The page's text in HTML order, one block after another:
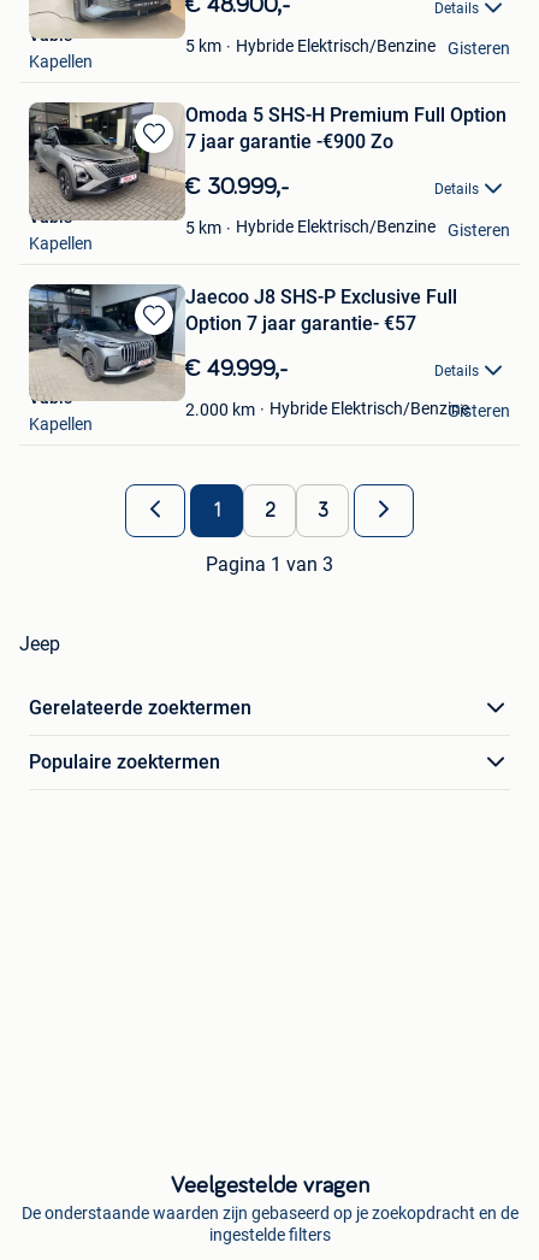
Mijn
Favorieten
€ 48.900,- Details
5 km Hybride Elektrisch/Benzine
Vabis
Kapellen
Gisteren
Bewaren
in
Mijn
Favorieten
Omoda 5 SHS-H Premium Full Option
7 jaar garantie -€900 Zo
€ 30.999,- Details
5 km Hybride Elektrisch/Benzine
Vabis
Kapellen
Gisteren
Bewaren
in
Mijn
Favorieten
Jaecoo J8 SHS-P Exclusive Full
Option 7 jaar garantie- €57
€ 49.999,- Details
2.000 km Hybride Elektrisch/Benzine
Vabis
Kapellen
Gisteren
1 2 3
Pagina 1 van 3
Jeep
Gerelateerde zoektermen
Populaire zoektermen
Veelgestelde vragen
De onderstaande waarden zijn gebaseerd op je zoekopdracht en de
ingestelde filters